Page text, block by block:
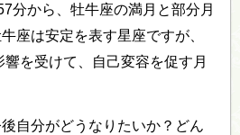
分から、牡牛座の満月と部分月
座は安定を表す星座ですが、
を受けて、自己変容を促す月
自分がどうなりたいか？どん